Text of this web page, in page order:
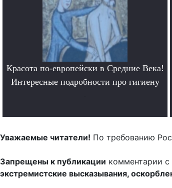
Красота по-европейски в Средние Века!
Интересные подробности про гигиену
Уважаемые читатели! По требованию
Запрещены к публикации комментарии с
экстремистские высказывания,